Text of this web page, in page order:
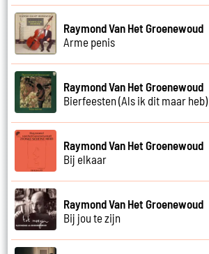
Raymond Van Het Groenewoud
Arme penis
Raymond Van Het Groenewoud
Bierfeesten (Als ik dit maar heb)
Raymond Van Het Groenewoud
Bij elkaar
Raymond Van Het Groenewoud
Bij jou te zijn